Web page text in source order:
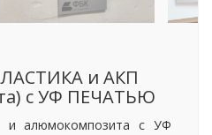
и АКП
с УФ ПЕЧАТЬЮ
и алюмокомпозита с УФ